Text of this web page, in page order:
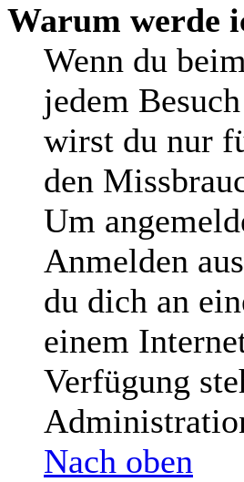
Warum werde
Wenn du
jedem
wirst du nur
den
Um
Anmelden
du dich an
einem
Verfügung
Nach oben